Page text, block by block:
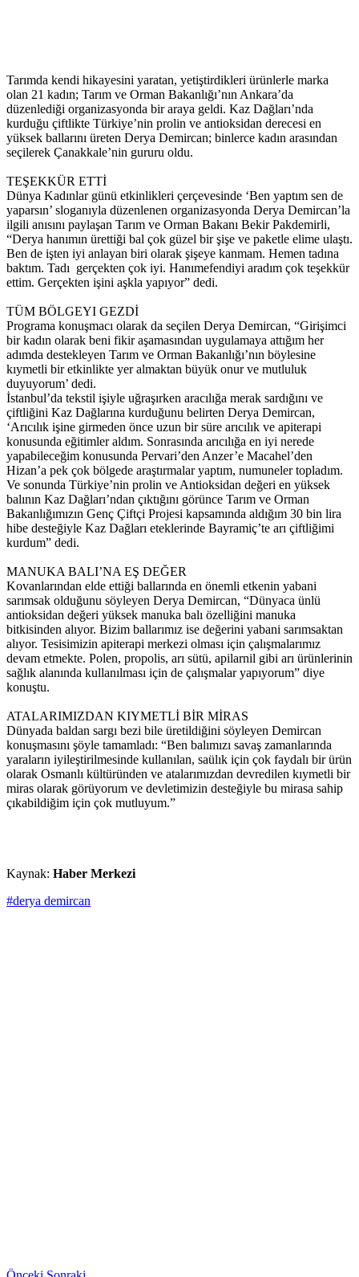
Tarımda kendi hikayesini yaratan, yetiştirdikleri ürünlerle marka
olan 21 kadın; Tarım ve Orman Bakanlığı’nın Ankara’da
düzenlediği organizasyonda bir araya geldi. Kaz Dağları’nda
kurduğu çiftlikte Türkiye’nin prolin ve antioksidan derecesi en
yüksek ballarını üreten Derya Demircan; binlerce kadın arasından
seçilerek Çanakkale’nin gururu oldu.
TEŞEKKÜR ETTİ
Dünya Kadınlar günü etkinlikleri çerçevesinde ‘Ben yaptım sen de
yaparsın’ sloganıyla düzenlenen organizasyonda Derya Demircan’la
ilgili anısını paylaşan Tarım ve Orman Bakanı Bekir Pakdemirli,
“Derya hanımın ürettiği bal çok güzel bir şişe ve paketle elime ulaştı.
Ben de işten iyi anlayan biri olarak şişeye kanmam. Hemen tadına
baktım. Tadı gerçekten çok iyi. Hanımefendiyi aradım çok teşekkür
ettim. Gerçekten işini aşkla yapıyor” dedi.
TÜM BÖLGEYI GEZDİ
Programa konuşmacı olarak da seçilen Derya Demircan, “Girişimci
bir kadın olarak beni fikir aşamasından uygulamaya attığım her
adımda destekleyen Tarım ve Orman Bakanlığı’nın böylesine
kıymetli bir etkinlikte yer almaktan büyük onur ve mutluluk
duyuyorum’ dedi.
İstanbul’da tekstil işiyle uğraşırken aracılığa merak sardığını ve
çiftliğini Kaz Dağlarına kurduğunu belirten Derya Demircan,
‘Arıcılık işine girmeden önce uzun bir süre arıcılık ve apiterapi
konusunda eğitimler aldım. Sonrasında arıcılığa en iyi nerede
yapabileceğim konusunda Pervari’den Anzer’e Macahel’den
Hizan’a pek çok bölgede araştırmalar yaptım, numuneler topladım.
Ve sonunda Türkiye’nin prolin ve Antioksidan değeri en yüksek
balının Kaz Dağları’ndan çıktığını görünce Tarım ve Orman
Bakanlığımızın Genç Çiftçi Projesi kapsamında aldığım 30 bin lira
hibe desteğiyle Kaz Dağları eteklerinde Bayramiç’te arı çiftliğimi
kurdum” dedi.
MANUKA BALI’NA EŞ DEĞER
Kovanlarından elde ettiği ballarında en önemli etkenin yabani
sarımsak olduğunu söyleyen Derya Demircan, “Dünyaca ünlü
antioksidan değeri yüksek manuka balı özelliğini manuka
bitkisinden alıyor. Bizim ballarımız ise değerini yabani sarımsaktan
alıyor. Tesisimizin apiterapi merkezi olması için çalışmalarımız
devam etmekte. Polen, propolis, arı sütü, apilarnil gibi arı ürünlerinin
sağlık alanında kullanılması için de çalışmalar yapıyorum” diye
konuştu.
ATALARIMIZDAN KIYMETLİ BİR MİRAS
Dünyada baldan sargı bezi bile üretildiğini söyleyen Demircan
konuşmasını şöyle tamamladı: “Ben balımızı savaş zamanlarında
yaraların iyileştirilmesinde kullanılan, saülık için çok faydalı bir ürün
olarak Osmanlı kültüründen ve atalarımızdan devredilen kıymetli bir
miras olarak görüyorum ve devletimizin desteğiyle bu mirasa sahip
çıkabildiğim için çok mutluyum.”
Kaynak: Haber Merkezi
#derya demircan